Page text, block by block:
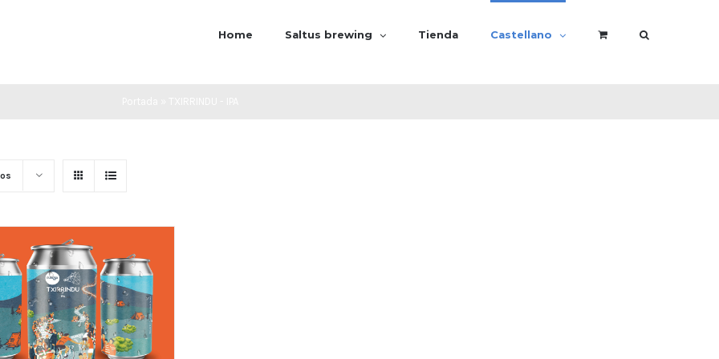
Home Saltus brewing Tienda Castellano